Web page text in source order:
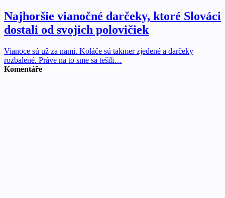
Najhoršie vianočné darčeky, ktoré Slováci
dostali od svojich polovičiek
Vianoce sú už za nami. Koláče sú takmer zjedené a darčeky
rozbalené. Práve na to sme sa tešili…
Komentáře